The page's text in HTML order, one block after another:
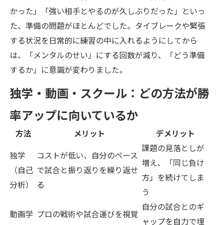
かった」「強い相手とやるのが久しぶりだった」といっ
た、準備の問題がほとんどでした。タイブレークや緊張
する状況を日常的に練習の中に入れるようにしてから
は、「メンタルのせい」にする回数が減り、「どう準備
するか」に意識が変わりました。
独学・動画・スクール：どの方法が勝
率アップに向いているか
方法 メリット
デメリット
独学
（自己
分析）
コストが低い、自分のペース
で試合と振り返りを繰り返せ
る
課題の見落としが
増え、「同じ負け
方」を続けてしま
う
動画学 プロの戦術や試合運びを視覚
自分の試合とのギ
ャップを自力で埋